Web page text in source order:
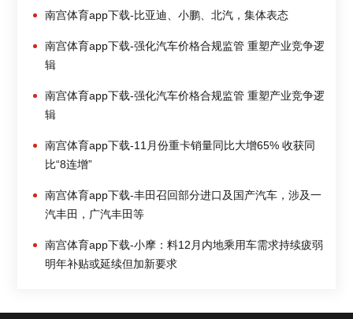
南宫体育app下载-比亚迪、小鹏、北汽，集体表态
南宫体育app下载-强化汽车价格合规监管 重塑产业竞争逻
辑
南宫体育app下载-强化汽车价格合规监管 重塑产业竞争逻
辑
南宫体育app下载-11月份重卡销量同比大增65% 收获同
比“8连增”
南宫体育app下载-丰田召回部分进口及国产汽车，涉及一
汽丰田，广汽丰田等
南宫体育app下载-小摩：料12月内地乘用车需求持续疲弱
明年补贴或延续但加新要求